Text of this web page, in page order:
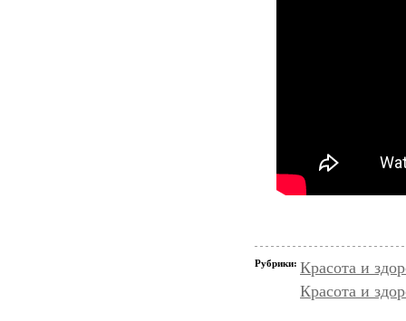
Рубрики: Красота и
Красота и